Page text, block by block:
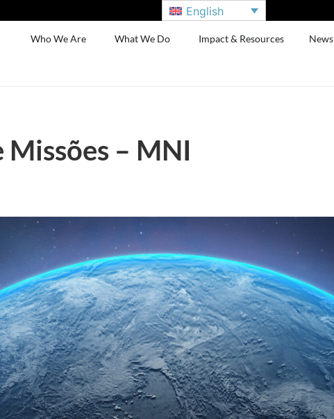
English
Who We Are What We Do Impact & Resources News
Missões – MNI